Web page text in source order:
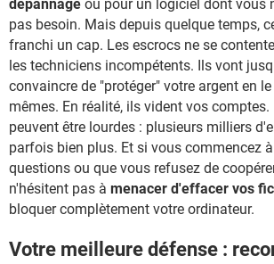
dépannage ou pour un logiciel dont vous
pas besoin. Mais depuis quelque temps,
franchi un cap. Les escrocs ne se
les techniciens incompétents. Ils vont
convaincre de "protéger" votre argent en
mêmes. En réalité, ils vident vos comptes.
peuvent être lourdes : plusieurs milliers
parfois bien plus. Et si vous commencez
questions ou que vous refusez de
n'hésitent pas à menacer d'effacer vos
bloquer complètement votre ordinateur.
Votre meilleure défense :